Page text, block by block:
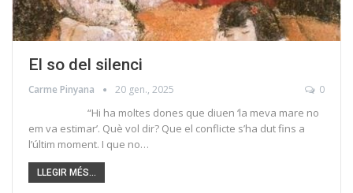
El so del silenci
Carme Pinyana 20 gen., 2025 0
“Hi ha moltes dones que diuen ‘la meva mare no
em va estimar’. Què vol dir? Que el conflicte s’ha dut fins a
l’últim moment. I que no…
LLEGIR MÉS...